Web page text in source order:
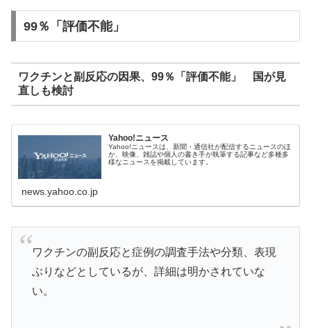
99％「評価不能」
ワクチンと副反応の因果、99％「評価不能」 国が見
直しも検討
Yahoo!ニュース
Yahoo!ニュースは、新聞・通信社が配信するニュースのほ
か、映像、雑誌や個人の書き手が執筆する記事など多種多
様なニュースを掲載しています。
news.yahoo.co.jp
ワクチンの副反応と症例の調査手法や分類、表現
ぶりなどとしているが、詳細は明かされていな
い。